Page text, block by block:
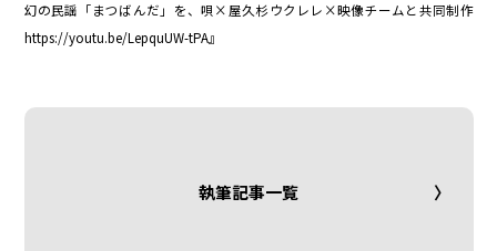
幻の民謡「まつばんだ」を、唄×屋久杉ウクレレ×映像チームと共同制作
https://youtu.be/LepquUW-tPA』
執筆記事一覧